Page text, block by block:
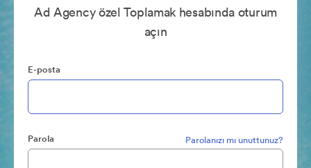
Ad Agency özel Toplamak hesabında oturum
açın
E-posta
Parola Parolanızı mı unuttunuz?